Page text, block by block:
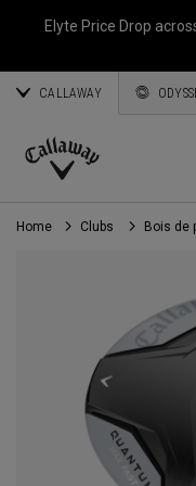
Elyte Price Drop
CALLAWAY
Callaway
Golf
Home Clubs Bois de